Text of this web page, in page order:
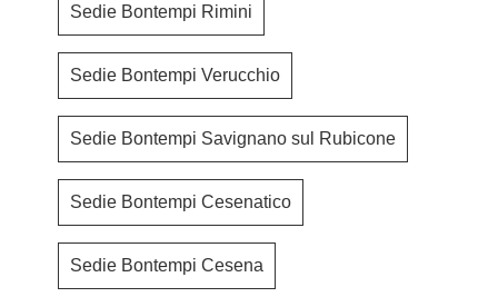
Sedie Bontempi Rimini
Sedie Bontempi Verucchio
Sedie Bontempi Savignano sul Rubicone
Sedie Bontempi Cesenatico
Sedie Bontempi Cesena